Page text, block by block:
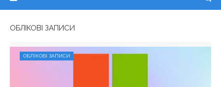
ОБЛІКОВІ ЗАПИСИ
ОБЛІКОВІ ЗАПИСИ